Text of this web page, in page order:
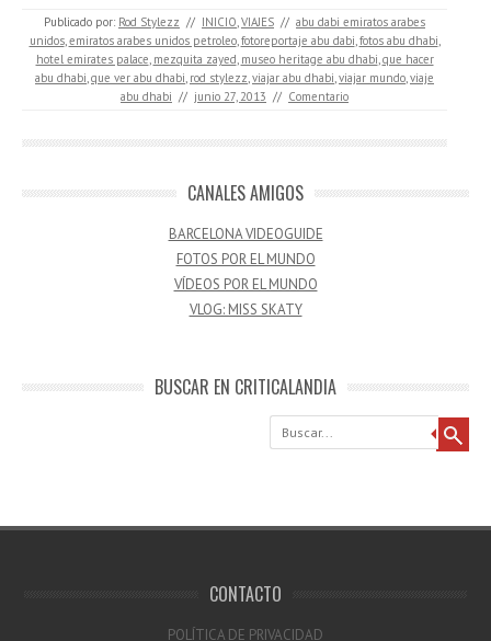
Publicado por: Rod Stylezz // INICIO,VIAJES // abu dabi emiratos arabes
unidos,emiratos arabes unidos petroleo,fotoreportaje abu dabi,fotos abu dhabi,
hotel emirates palace, mezquita zayed, museo heritage abu dhabi,que hacer
abu dhabi,que ver abu dhabi, rod stylezz,viajar abu dhabi,viajar mundo,viaje
abu dhabi // junio 27, 2013 // Comentario
CANALES AMIGOS
BARCELONA VIDEOGUIDE
FOTOS POR EL MUNDO
VÍDEOS POR EL MUNDO
VLOG: MISS SKATY
BUSCAR EN CRITICALANDIA
Buscar
CONTACTO
POLÍTICA DE PRIVACIDAD